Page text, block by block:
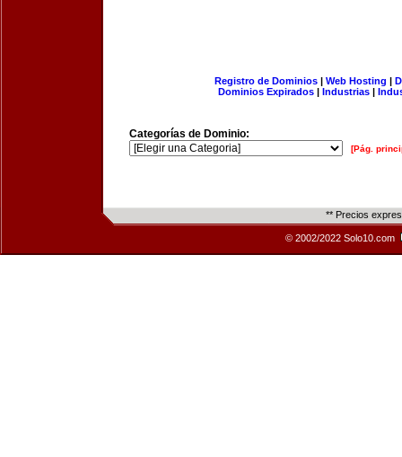
Registro de Dominios| Web Hosting |
Dominios Expirados | Industrias |
Categorías de Dominio:
[Pág.
** Precios
© 2002/2022 Solo10.com